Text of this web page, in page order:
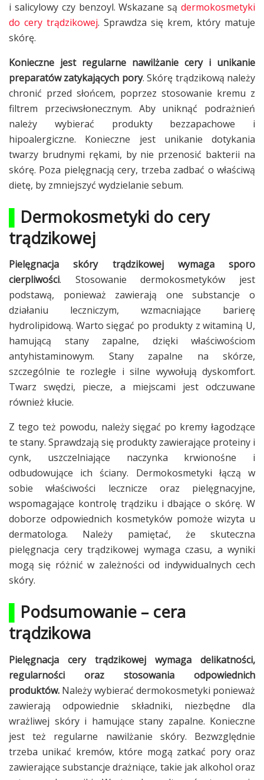
i salicylowy czy benzoyl. Wskazane są dermokosmetyki
do cery trądzikowej. Sprawdza się krem, który matuje
skórę.
Konieczne jest regularne nawilżanie cery i unikanie
preparatów zatykających pory. Skórę trądzikową należy
chronić przed słońcem, poprzez stosowanie kremu z
filtrem przeciwsłonecznym. Aby uniknąć podrażnień
należy wybierać produkty bezzapachowe i
hipoalergiczne. Konieczne jest unikanie dotykania
twarzy brudnymi rękami, by nie przenosić bakterii na
skórę. Poza pielęgnacją cery, trzeba zadbać o właściwą
dietę, by zmniejszyć wydzielanie sebum.
Dermokosmetyki do cery
trądzikowej
Pielęgnacja skóry trądzikowej wymaga sporo
cierpliwości. Stosowanie dermokosmetyków jest
podstawą, ponieważ zawierają one substancje o
działaniu leczniczym, wzmacniające barierę
hydrolipidową. Warto sięgać po produkty z witaminą U,
hamującą stany zapalne, dzięki właściwościom
antyhistaminowym. Stany zapalne na skórze,
szczególnie te rozległe i silne wywołują dyskomfort.
Twarz swędzi, piecze, a miejscami jest odczuwane
również kłucie.
Z tego też powodu, należy sięgać po kremy łagodzące
te stany. Sprawdzają się produkty zawierające proteiny i
cynk, uszczelniające naczynka krwionośne i
odbudowujące ich ściany. Dermokosmetyki łączą w
sobie właściwości lecznicze oraz pielęgnacyjne,
wspomagające kontrolę trądziku i dbające o skórę. W
doborze odpowiednich kosmetyków pomoże wizyta u
dermatologa. Należy pamiętać, że skuteczna
pielęgnacja cery trądzikowej wymaga czasu, a wyniki
mogą się różnić w zależności od indywidualnych cech
skóry.
Podsumowanie – cera
trądzikowa
Pielęgnacja cery trądzikowej wymaga delikatności,
regularności oraz stosowania odpowiednich
produktów. Należy wybierać dermokosmetyki ponieważ
zawierają odpowiednie składniki, niezbędne dla
wrażliwej skóry i hamujące stany zapalne. Konieczne
jest też regularne nawilżanie skóry. Bezwzględnie
trzeba unikać kremów, które mogą zatkać pory oraz
zawierające substancje drażniące, takie jak alkohol oraz